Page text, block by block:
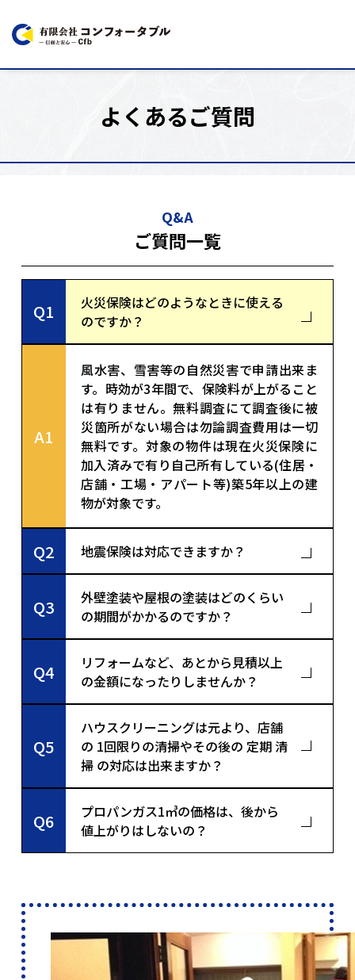
よくあるご質問
Q&A
ご質問一覧
Q1
火災保険はどのようなときに使える
のですか？
A1
風水害、雪害等の自然災害で申請出来ま
す。時効が3年間で、保険料が上がること
は有りません。無料調査にて調査後に被
災箇所がない場合は勿論調査費用は一切
無料です。対象の物件は現在火災保険に
加入済みで有り自己所有している(住居・
店舗・工場・アパート等)築5年以上の建
物が対象です。
Q2 地震保険は対応できますか？
Q3
外壁塗装や屋根の塗装はどのくらい
の期間がかかるのですか？
Q4
リフォームなど、あとから見積以上
の金額になったりしませんか？
Q5
ハウスクリーニングは元より、店舗
の 1回限りの清掃やその後の 定期 清
掃 の対応は出来ますか？
Q6
プロパンガス1㎥の価格は、後から
値上がりはしないの？